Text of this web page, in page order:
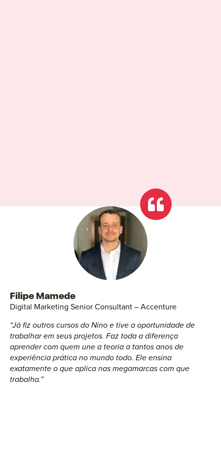
Filipe Mamede
Digital Marketing Senior Consultant – Accenture
“Já fiz outros cursos do Nino e tive a oportunidade de
trabalhar em seus projetos. Faz toda a diferença
aprender com quem une a teoria a tantos anos de
experiência prática no mundo todo. Ele ensina
exatamente o que aplica nas megamarcas com que
trabalha.”